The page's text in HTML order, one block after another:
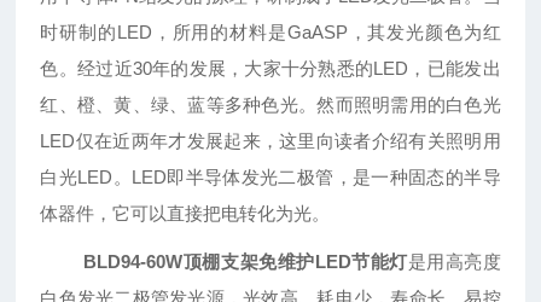
时研制的LED，所用的材料是GaASP，其发光颜色为红
色。经过近30年的发展，大家十分熟悉的LED，已能发出
红、橙、黄、绿、蓝等多种色光。然而照明需用的白色光
LED仅在近两年才发展起来，这里向读者介绍有关照明用
白光LED。LED即半导体发光二极管，是一种固态的半导
体器件，它可以直接把电转化为光。
BLD94-60W顶棚支架免维护LED节能灯是用高亮度